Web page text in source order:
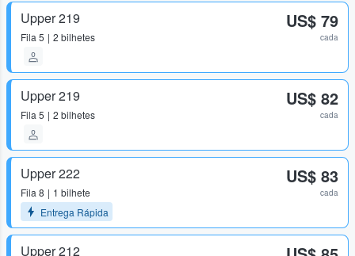
Upper 219
Fila 5 2 bilhetes
US$ 79
cada
Upper 219
Fila 5 2 bilhetes
US$ 82
cada
Upper 222
Fila 8
1 bilhete
Entrega Rápida
US$ 83
cada
Upper 212